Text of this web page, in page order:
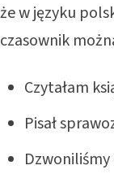
że w języku
czasownik
Czytałam
Pisał